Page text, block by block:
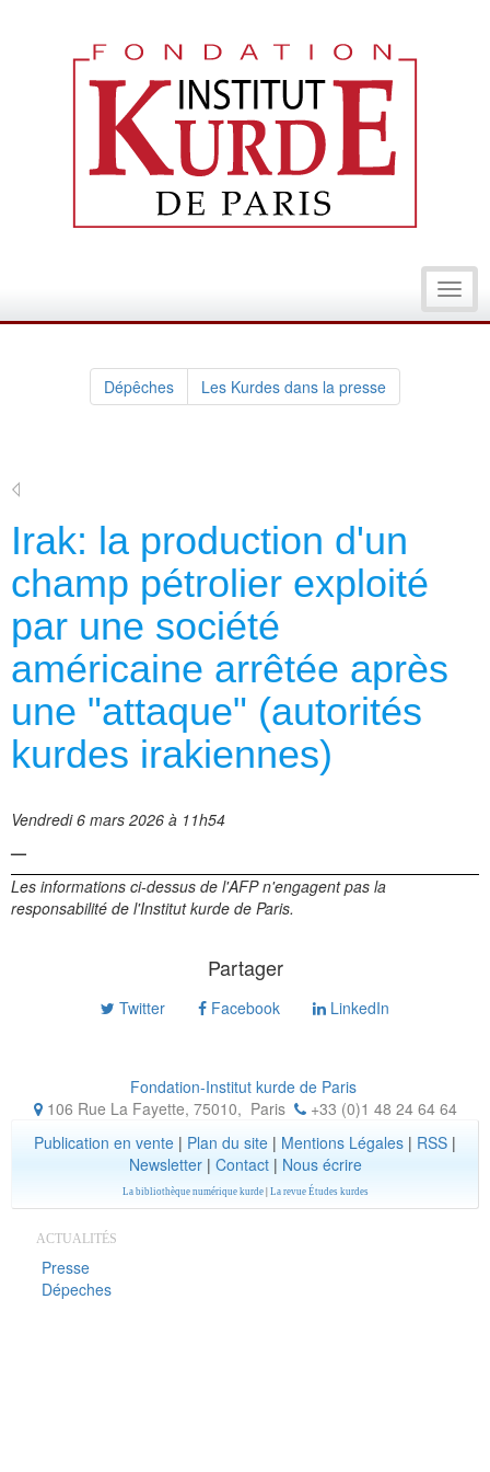
Dépêches Les Kurdes dans la presse
Irak: la production d'un
champ pétrolier exploité
par une société
américaine arrêtée après
une "attaque" (autorités
kurdes irakiennes)
Vendredi 6 mars 2026 à 11h54
—
Les informations ci-dessus de l'AFP n'engagent pas la
responsabilité de l'Institut kurde de Paris.
Partager
Twitter Facebook LinkedIn
Fondation-Institut kurde de Paris
106 Rue La Fayette, 75010, Paris
+33 (0)1 48 24 64 64
Publication en vente | Plan du site | Mentions Légales | RSS |
Newsletter| Contact| Nous écrire
La bibliothèque numérique kurde| La revue Études kurdes
ACTUALITÉS
Presse
Dépeches